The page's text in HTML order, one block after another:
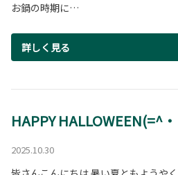
お鍋の時期に…
詳しく見る
HAPPY HALLOWEEN(=^
2025.10.30